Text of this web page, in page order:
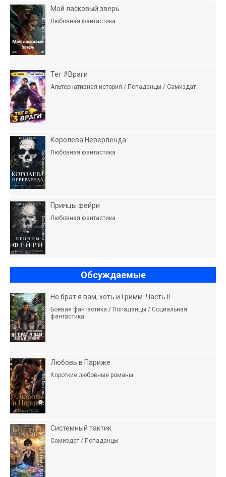
Мой ласковый зверь
Любовная фантастика
Тег #Враги
Альтернативная история / Попаданцы / Самиздат
Королева Неверленда
Любовная фантастика
Принцы фейри
Любовная фантастика
Обсуждаемые
Не брат я вам, хоть и Гримм. Часть II
Боевая фантастика / Попаданцы / Социальная
фантастика
Любовь в Париже
Короткие любовные романы
Системный тактик
Самиздат / Попаданцы